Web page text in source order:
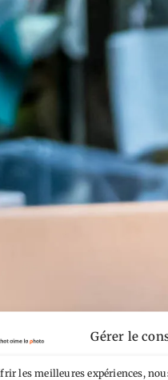
Gérer le
les meilleures expériences,